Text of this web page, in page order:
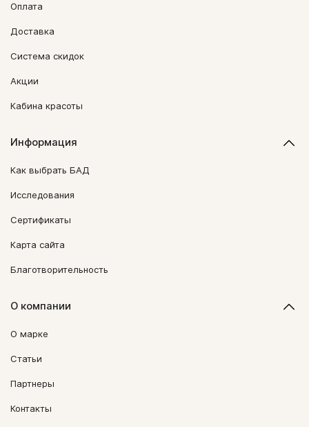
Оплата
Доставка
Система скидок
Акции
Кабина красоты
Информация
Как выбрать БАД
Исследования
Сертификаты
Карта сайта
Благотворительность
О компании
О марке
Статьи
Партнеры
Контакты